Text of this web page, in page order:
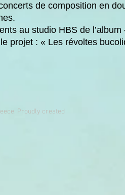
de composition en
au studio HBS de
projet : « Les révoltes
Proudly created